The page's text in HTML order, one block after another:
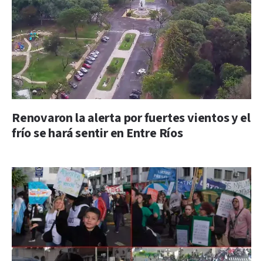
Renovaron la alerta por fuertes vientos y el
frío se hará sentir en Entre Ríos